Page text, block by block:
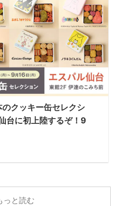
クッキー缶セレクシ
台に初上陸するぞ！9
っと読む